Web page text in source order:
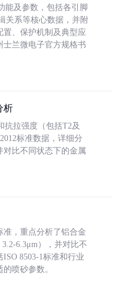
能及参数，包括各引脚
关系等核心数据，并附
置、保护机制及典型应
士兰微电子官方规格书
析
抗拉强度（包括T2及
标准数据，详细分
比不同状态下的金属
，重点分析了铝合金
6.3μm），并对比不
8503-1标准和行业
喷砂参数。